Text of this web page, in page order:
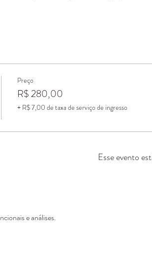
Preço
R$ 280,00
+ R$ 7,00 de taxa de serviço de ingresso
Esse evento
e análises.